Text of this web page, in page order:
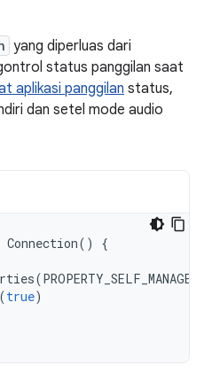
yang diperluas dari
status panggilan saat
aplikasi panggilan status,
dan setel mode audio
Connection()
{
(PROPERTY_SELF_MANAGED
(true)